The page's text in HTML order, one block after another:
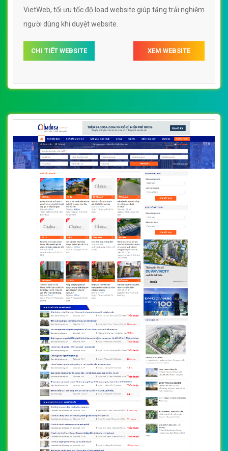
VietWeb, tối ưu tốc độ load website giúp tăng trải nghiệm
người dùng khi duyệt website.
CHI TIẾT WEBSITE XEM WEBSITE